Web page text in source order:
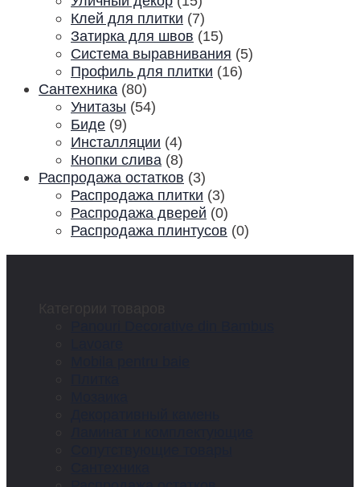
Клей для плитки (7)
Затирка для швов (15)
Система выравнивания (5)
Профиль для плитки (16)
Сантехника (80)
Унитазы (54)
Биде (9)
Инсталляции (4)
Кнопки слива (8)
Распродажа остатков (3)
Распродажа плитки (3)
Распродажа дверей (0)
Распродажа плинтусов (0)